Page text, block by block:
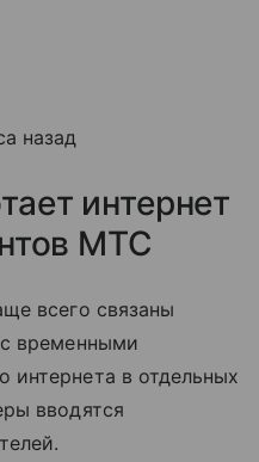
назад
интернет
МТС
всего связаны
временными
интернета в отдельных
вводятся